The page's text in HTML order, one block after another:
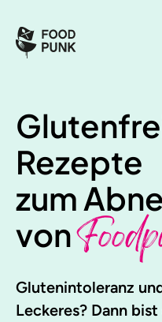
Rezepte
zum
von
Glutenintoleranz
Leckeres? Dann